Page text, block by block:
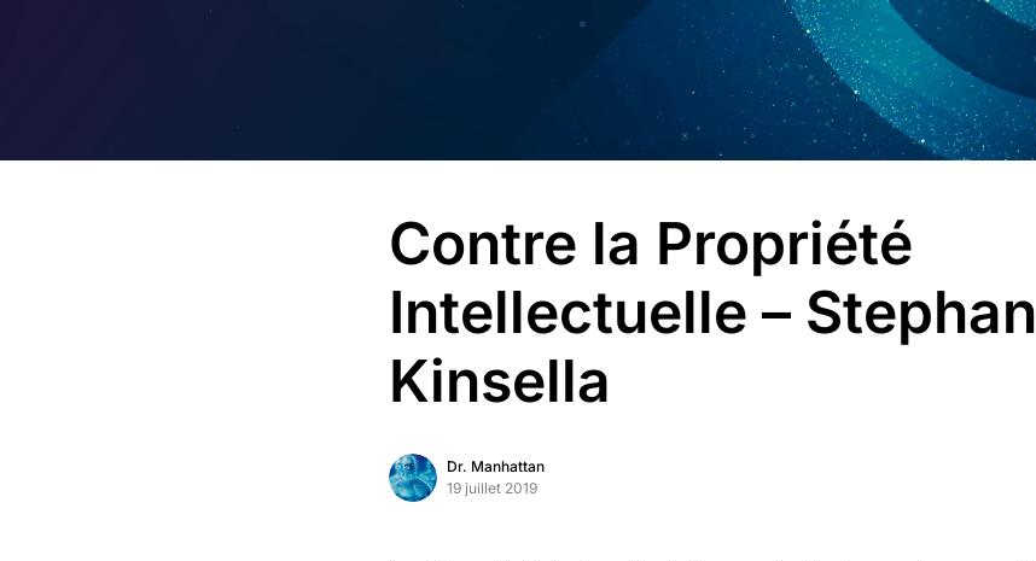
Contre la Propriété
Intellectuelle – Stephan
Kinsella
Dr. Manhattan
19 juillet 2019